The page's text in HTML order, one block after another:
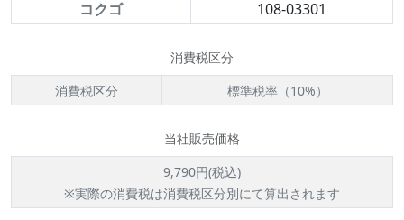
コクゴ
108-03301
消費税区分
消費税区分
標準税率（10%）
当社販売価格
9,790円(税込)
※実際の消費税は消費税区分別にて算出されます